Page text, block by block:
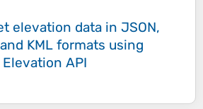
elevation data in JSON,
KML formats using
Elevation API